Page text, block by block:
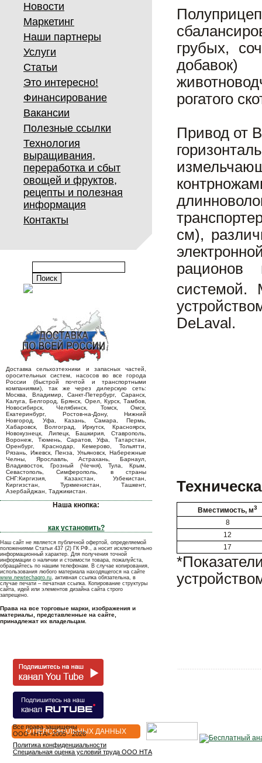
Новости
Маркетинг
Наши партнеры
Услуги
Статьи
Это интересно!
Финансирование
Вакансии
Полезные ссылки
Технология
выращивания,
переработка и сбыт
овощей и фруктов,
рецепты и полезная
информация
Контакты
Доставка сельхозтехники и запасных частей,
оросительных систем, насосов во все города
России (быстрой почтой и транспортными
компаниями), так же через дилерскую сеть:
Москва, Владимир, Санкт-Петербург, Саранск,
Калуга, Белгород, Брянск, Орел, Курск, Тамбов,
Новосибирск, Челябинск, Томск, Омск,
Екатеринбург, Ростов-на-Дону, Нижний
Новгород, Уфа, Казань, Самара, Пермь,
Хабаровск, Волгоград, Иркутск, Красноярск,
Новокузнецк, Липецк, Башкирия, Ставрополь,
Воронеж, Тюмень, Саратов, Уфа, Татарстан,
Оренбург, Краснодар, Кемерово, Тольятти,
Рязань, Ижевск, Пенза, Ульяновск, Набережные
Челны, Ярославль, Астрахань, Барнаул,
Владивосток, Грозный (Чечня), Тула, Крым,
Севастополь, Симферополь, в страны
СНГ:Киргизия, Казахстан, Узбекистан,
Киргизстан, Туркменистан, Ташкент,
Азербайджан, Таджикистан.
Наша кнопка:
как установить?
Наш сайт не является публичной офертой, определяемой
положениями Статьи 437 (2) ГК РФ., а носит исключительно
информационный характер. Для получения точной
информации о наличии и стоимости товара, пожалуйста,
обращайтесь по нашим телефонам. В случае копирования,
использования любого материала находящегося на сайте
www.newtechagro.ru, активная ссылка обязательна, в
случае печати – печатная ссылка. Копирование структуры
сайта, идей или элементов дизайна сайта строго
запрещено.
Права на все торговые марки, изображения и
материалы, представленные на сайте,
принадлежат их владельцам.
грубых,
рогатого
Привод от
см),
рационов
DeLaval.
Вместимость, м3
8
12
17
О ПЕРСОНАЛЬНЫХ ДАННЫХ
Все права защищены
OOO «НТА» 2005 - 2026
Политика конфиденциальности
Специальная оценка условий труда ООО НТА